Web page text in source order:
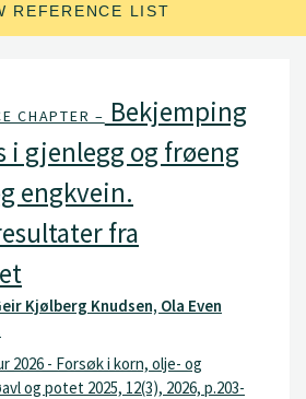
REFERENCE LIST
CHAPTER – Bekjemping
i gjenlegg og frøeng
engkvein.
fra
Kjølberg Knudsen, Ola Even
2026 - Forsøk i korn, olje- og
og potet 2025, 12(3), 2026, p.203-